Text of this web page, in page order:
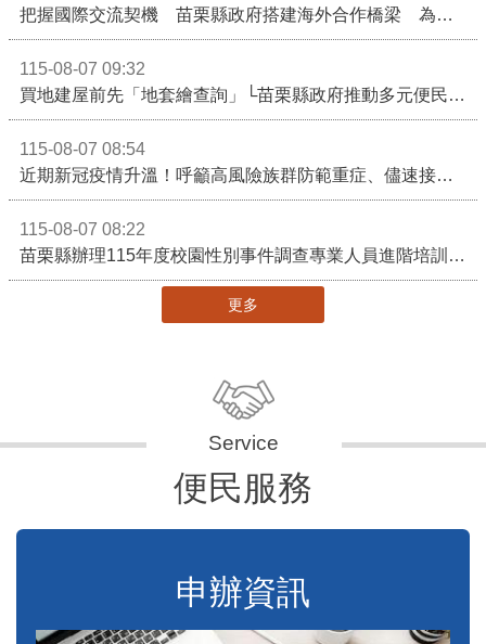
115-08-07 09:32
115-08-07 08:54
115-08-07 08:22
更多
便民服務
申辦資訊